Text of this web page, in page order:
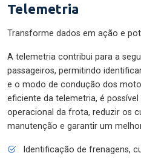
Telemetria
Transforme dados em ação e
A telemetria contribui para a
passageiros, permitindo
e o modo de condução dos
eficiente da telemetria, é
operacional da frota, reduzir os
manutenção e garantir um
Identificação de frenagens,